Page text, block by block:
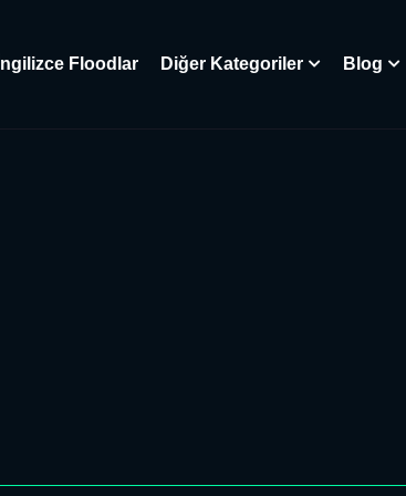
İngilizce Floodlar Diğer Kategoriler Blog